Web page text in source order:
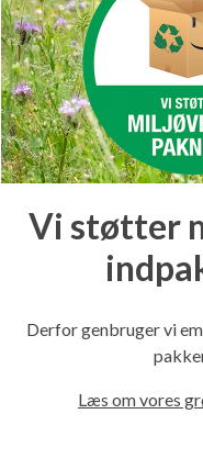
Vi støtter
Derfor genbruger vi
Læs om vores